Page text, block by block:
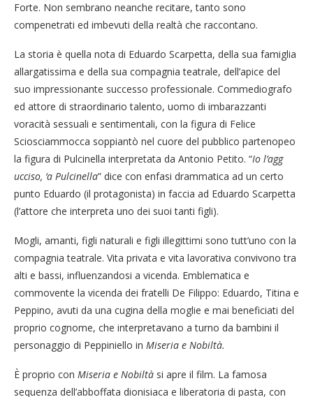
Forte. Non sembrano neanche recitare, tanto sono
compenetrati ed imbevuti della realtà che raccontano.
La storia è quella nota di Eduardo Scarpetta, della sua famiglia
allargatissima e della sua compagnia teatrale, dell’apice del
suo impressionante successo professionale. Commediografo
ed attore di straordinario talento, uomo di imbarazzanti
voracità sessuali e sentimentali, con la figura di Felice
Sciosciammocca soppiantò nel cuore del pubblico partenopeo
la figura di Pulcinella interpretata da Antonio Petito. “Io l’agg
ucciso, ‘a Pulcinella” dice con enfasi drammatica ad un certo
punto Eduardo (il protagonista) in faccia ad Eduardo Scarpetta
(l’attore che interpreta uno dei suoi tanti figli).
Mogli, amanti, figli naturali e figli illegittimi sono tutt’uno con la
compagnia teatrale. Vita privata e vita lavorativa convivono tra
alti e bassi, influenzandosi a vicenda. Emblematica e
commovente la vicenda dei fratelli De Filippo: Eduardo, Titina e
Peppino, avuti da una cugina della moglie e mai beneficiati del
proprio cognome, che interpretavano a turno da bambini il
personaggio di Peppiniello in Miseria e Nobiltà.
È proprio con Miseria e Nobiltà si apre il film. La famosa
sequenza dell’abboffata dionisiaca e liberatoria di pasta, con